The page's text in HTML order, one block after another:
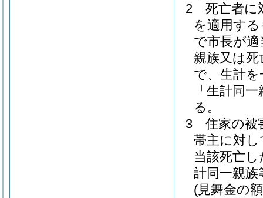
2
死亡者に
を適用す
で市長が
親族又は
で、生計
「生計同
る。
3
住家の被
帯主に対
当該死亡
計同一親
(見舞金の